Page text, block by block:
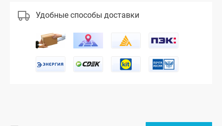
Удобные способы доставки